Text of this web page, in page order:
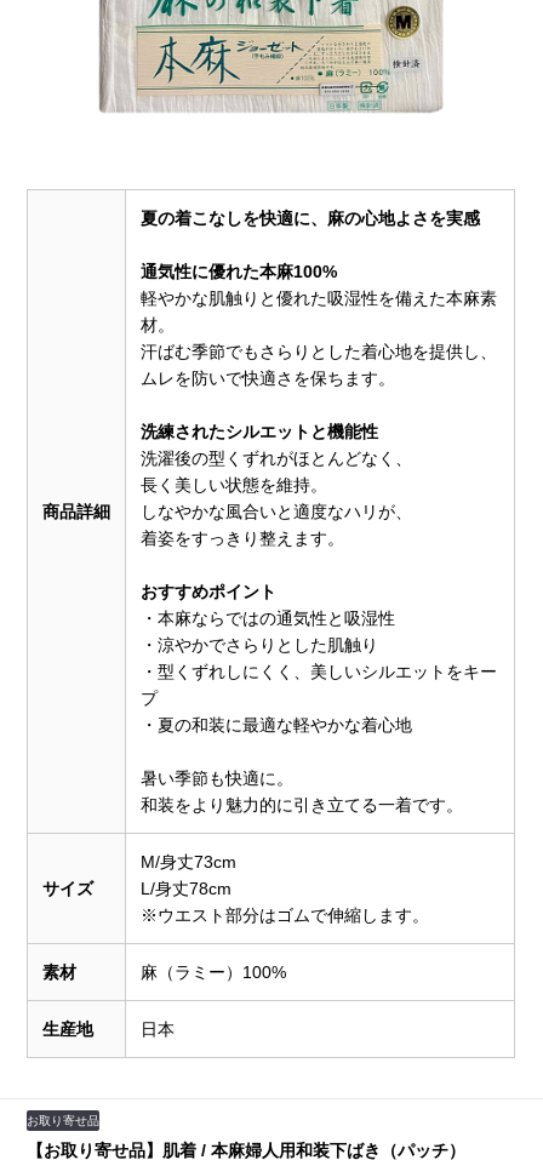
商品詳細
夏の着こなしを快適に、麻の心地よさを実感
通気性に優れた本麻100%
軽やかな肌触りと優れた吸湿性を備えた本麻素
材。
汗ばむ季節でもさらりとした着心地を提供し、
ムレを防いで快適さを保ちます。
洗練されたシルエットと機能性
洗濯後の型くずれがほとんどなく、
長く美しい状態を維持。
しなやかな風合いと適度なハリが、
着姿をすっきり整えます。
おすすめポイント
・本麻ならではの通気性と吸湿性
・涼やかでさらりとした肌触り
・型くずれしにくく、美しいシルエットをキー
プ
・夏の和装に最適な軽やかな着心地
暑い季節も快適に。
和装をより魅力的に引き立てる一着です。
サイズ
M/身丈73cm
L/身丈78cm
※ウエスト部分はゴムで伸縮します。
素材 麻（ラミー）100%
生産地 日本
お取り寄せ品
【お取り寄せ品】肌着 / 本麻婦人用和装下ばき（パッチ）